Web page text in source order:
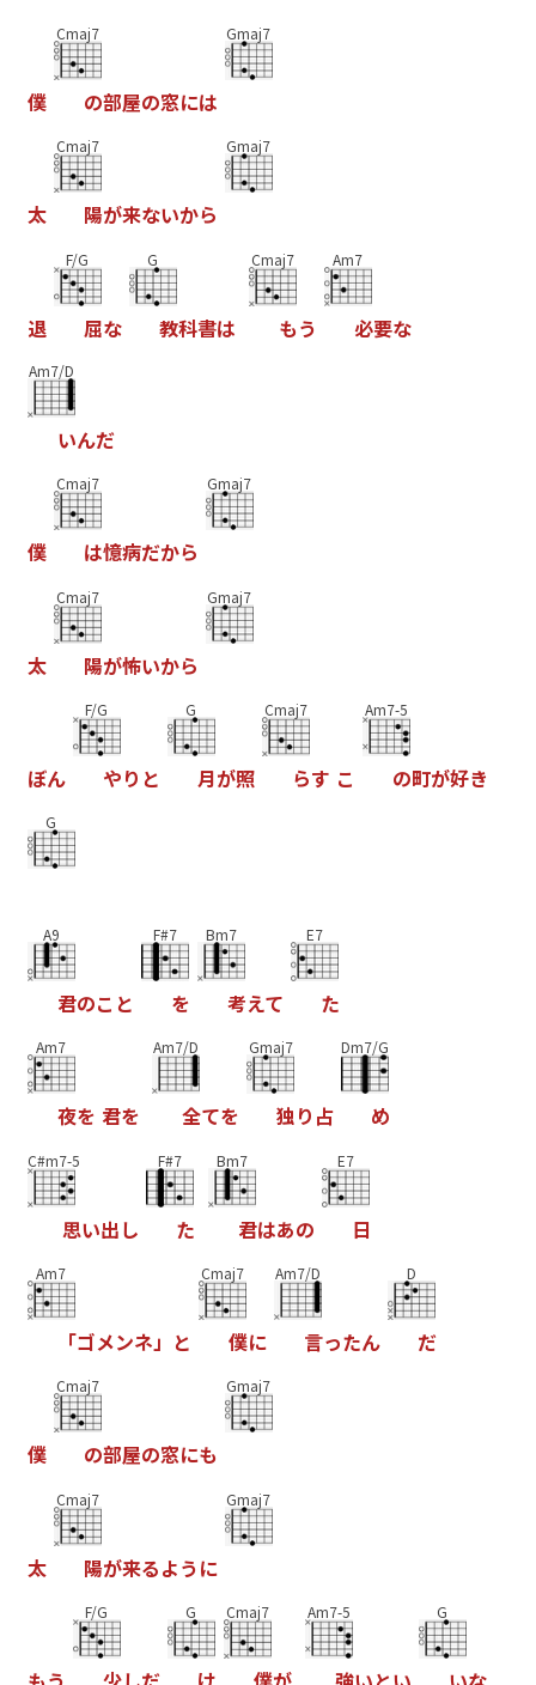
僕
Cmaj7
の部屋の窓には
Gmaj7
太
Cmaj7
陽が来ないから
Gmaj7
退
F/G
屈な
G
教科書は
Cmaj7
もう
Am7
必要な
Am7/D
いんだ
僕
Cmaj7
は憶病だから
Gmaj7
太
Cmaj7
陽が怖いから
Gmaj7
ぼん
F/G
やり と
G
月が照
Cmaj7
らす こ
Am7-5
の町が好き
G
A9
君のこ と
F#7
を
Bm7
考えて
E7
た
Am7
夜を 君を
Am7/D
全てを
Gmaj7
独り 占
Dm7/G
め
C#m7-5
思い出し
F#7
た
Bm7
君はあの
E7
日
Am7
「ゴメンネ」 と
Cmaj7
僕に
Am7/D
言ったん
D
だ
僕
Cmaj7
の部屋の窓にも
Gmaj7
太
Cmaj7
陽が来るよう に
Gmaj7
F/G G Cmaj7 Am7-5 G